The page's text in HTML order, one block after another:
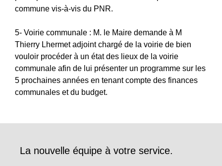
commune vis-à-vis du PNR.
5- Voirie communale : M. le Maire demande à M
Thierry Lhermet adjoint chargé de la voirie de bien
vouloir procéder à un état des lieux de la voirie
communale afin de lui présenter un programme sur les
5 prochaines années en tenant compte des finances
communales et du budget.
La nouvelle équipe à votre service.